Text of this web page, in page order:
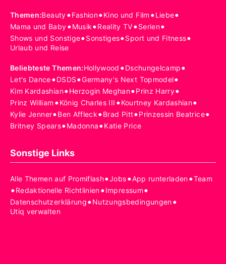
Themen:Beauty•Fashion•Kino und Film •Liebe•
Mama und Baby•Musik•Reality TV•Serien•
Shows und Sonstige•Sonstiges•Sport und Fitness•
Urlaub und Reise
Beliebteste Themen:Hollywood •Dschungelcamp•
Let's Dance•DSDS•Germany's Next Topmodel•
Kim Kardashian•Herzogin Meghan•Prinz Harry•
Prinz William •König Charles III •Kourtney Kardashian•
Kylie Jenner•Ben Affleck•Brad Pitt•Prinzessin Beatrice•
Britney Spears•Madonna•Katie Price
Sonstige Links
Alle Themen auf Promiflash•Jobs•App runterladen•Team
•Redaktionelle Richtlinien•Impressum•
Datenschutzerklärung•Nutzungsbedingungen•
Utiq verwalten